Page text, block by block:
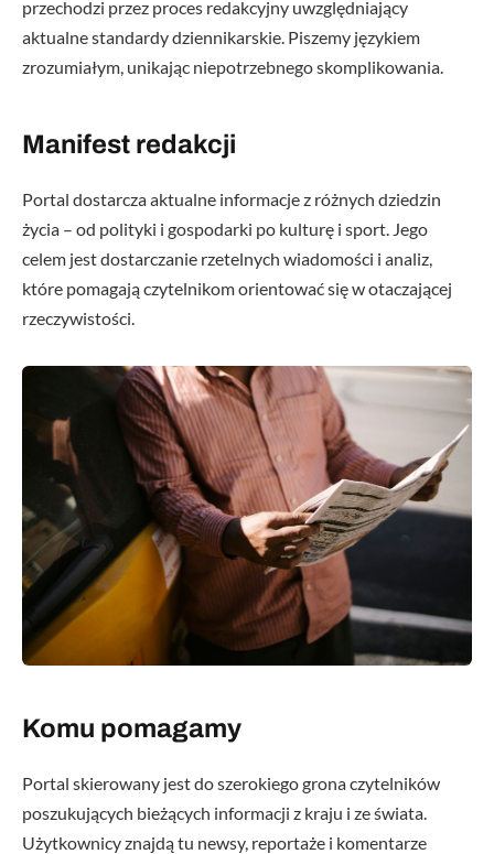
przechodzi przez proces redakcyjny uwzględniający
aktualne standardy dziennikarskie. Piszemy językiem
zrozumiałym, unikając niepotrzebnego skomplikowania.
Manifest redakcji
Portal dostarcza aktualne informacje z różnych dziedzin
życia – od polityki i gospodarki po kulturę i sport. Jego
celem jest dostarczanie rzetelnych wiadomości i analiz,
które pomagają czytelnikom orientować się w otaczającej
rzeczywistości.
Komu pomagamy
Portal skierowany jest do szerokiego grona czytelników
poszukujących bieżących informacji z kraju i ze świata.
Użytkownicy znajdą tu newsy, reportaże i komentarze